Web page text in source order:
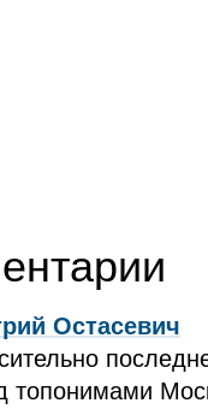
Остасевич
топонимами